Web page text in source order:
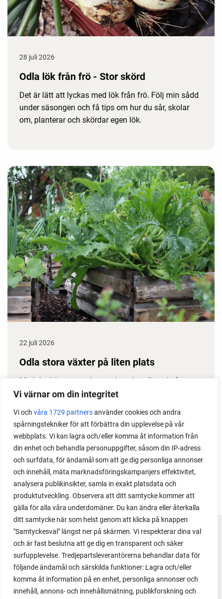
Vi värnar om din integritet
Vi och våra 1729 partnersanvänder cookies och andra
spårningstekniker för att förbättra din upplevelse på vår
webbplats. Vi kan lagra och/eller komma åt information från
din enhet och behandla personuppgifter, såsom din IP-adress
och surfdata, för ändamål som att ge dig personliga annonser
och innehåll, mäta marknadsföringskampanjers effektivitet,
analysera publikinsikter, samla in exakt platsdata och
produktutveckling. Observera att ditt samtycke kommer att
gälla för alla våra underdomäner. Du kan ändra eller återkalla
ditt samtycke när som helst genom att klicka på knappen
"Samtyckesval" längst ner på skärmen. Vi respekterar dina val
och är fast beslutna att ge dig en transparent och säker
surfupplevelse. Tredjepartsleverantörerna behandlar data för
följande ändamål och särskilda funktioner: Lagra och/eller
komma åt information på en enhet, personliga annonser och
innehåll, annons- och innehållsmätning, publikforskning och
28 juli 2026
Odla lök från frö - Stor skörd
Det är lätt att lyckas med lök från frö. Följ min sådd
under säsongen och få tips om hur du sår, skolar
om, planterar och skördar egen lök.
22 juli 2026
Odla stora växter på liten plats
Med det här smarta knepet kan du odla också stora
växter i en pallkrage tillsammans med andra växter.
FACEBOOK
YOUTUBE
INSTAGRAM